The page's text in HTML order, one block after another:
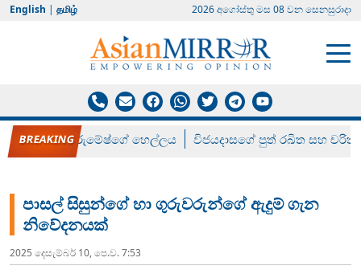
English | தமிழ் 2026 අගෝස්‍තු මස 08 වන සෙනසුරාදා
රන් ගෙනා රුමේෂ්ගේ හෙල්ලය විජයදාසගේ පුත් රඛිත සහ චරිත්
පාසල් සිසුන්ගේ හා ගුරුවරුන්ගේ ඇදුම් ගැන
නිවේදනයක්
2025 දෙසැම්‍බර් 10, පෙ.ව. 7:53